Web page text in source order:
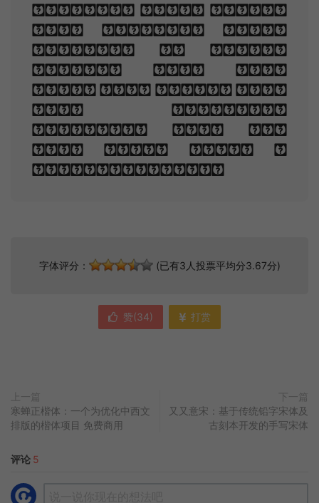
bending down beside
the glowing bars,
Murmur, a little
sadly, how Love
fled And paced upon
the mountains
overhead And hid
his face amid a
crowd of stars.
字体评分： (已有3人投票平均分3.67分)
赞(34) 打赏
上一篇
寒蝉正楷体：一个为优化中西文
排版的楷体项目 免费商用
下一篇
又又意宋：基于传统铅字宋体及
古刻本开发的手写宋体
评论 5